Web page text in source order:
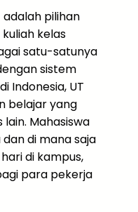
pilihan
kelas
satu-satunya
sistem
Indonesia, UT
belajar yang
Mahasiswa
di mana saja
di kampus,
para pekerja